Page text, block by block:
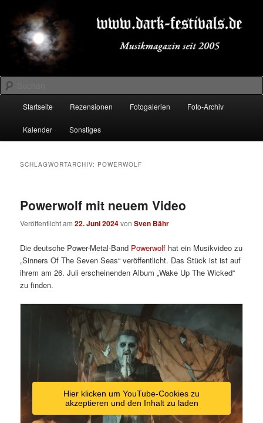
primären
Inhalt
springen
sekundären
Inhalt
springenDARK-FESTIVALS.DE
Suchen
Startseite Rezensionen Fotogalerien Foto-Archiv
Kalender Sonstiges
SCHLAGWORTARCHIV: POWERWOLF
Powerwolf mit neuem Video
Veröffentlicht am22. Juni 2024vonSven Bähr
Die deutsche Power-Metal-Band Powerwolf hat ein Musikvideo zu
„Sinners Of The Seven Seas“ veröffentlicht. Das Stück ist ist auf
ihrem am 26. Juli erscheinenden Album „Wake Up The Wicked“
zu finden.
Hier klicken um YouTube-Cookies zu
akzeptieren und den Inhalt zu laden